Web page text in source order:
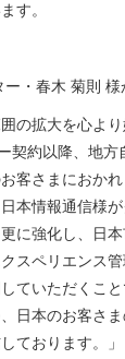
す。
・春木 菊則 様
の拡大を心よ
契約以降、地方
客さまにおか
本情報通信様
に強化し、日
スペリエンス
ていただくこ
日本のお客さ
ております。」